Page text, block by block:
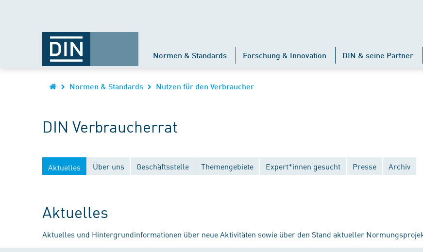
Normen & Standards Forschung & Innovation DIN & seine Partner
Normen & Standards Nutzen für den Verbraucher
DIN Verbraucherrat
Aktuelles Über uns Geschäftsstelle Themengebiete Expert*innen gesucht Presse Archiv
Aktuelles
Aktuelles und Hintergrundinformationen über neue Aktivitäten sowie über den Stand aktueller